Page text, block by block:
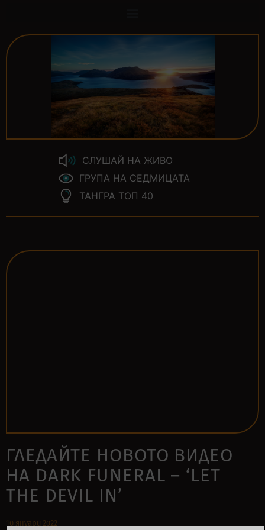
СЛУШАЙ НА ЖИВО
ГРУПА НА СЕДМИЦАТА
ТАНГРА ТОП 40
ГЛЕДАЙТЕ НОВОТО ВИДЕО
НА DARK FUNERAL – ‘LET
THE DEVIL IN’
10 януари 2022